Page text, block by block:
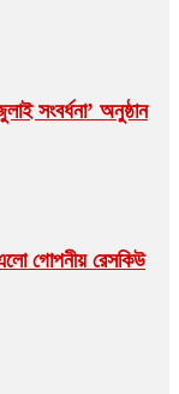
সংবর্ধনা’ অনুষ্ঠান
গোপনীয় রেসকিউ